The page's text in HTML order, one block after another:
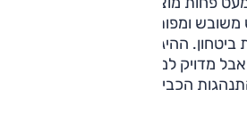
משובש ומפותל, החלק הקדמי משדר
ההיגוי אומנם מעט מנותק
מדויק למדי בתוך הפניה והתחושה
הכביש לא מהוקצעת.